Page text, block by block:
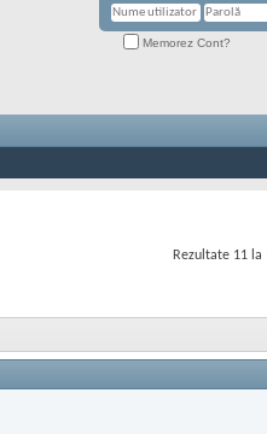
Memorez Cont?
Rezultate 11 la